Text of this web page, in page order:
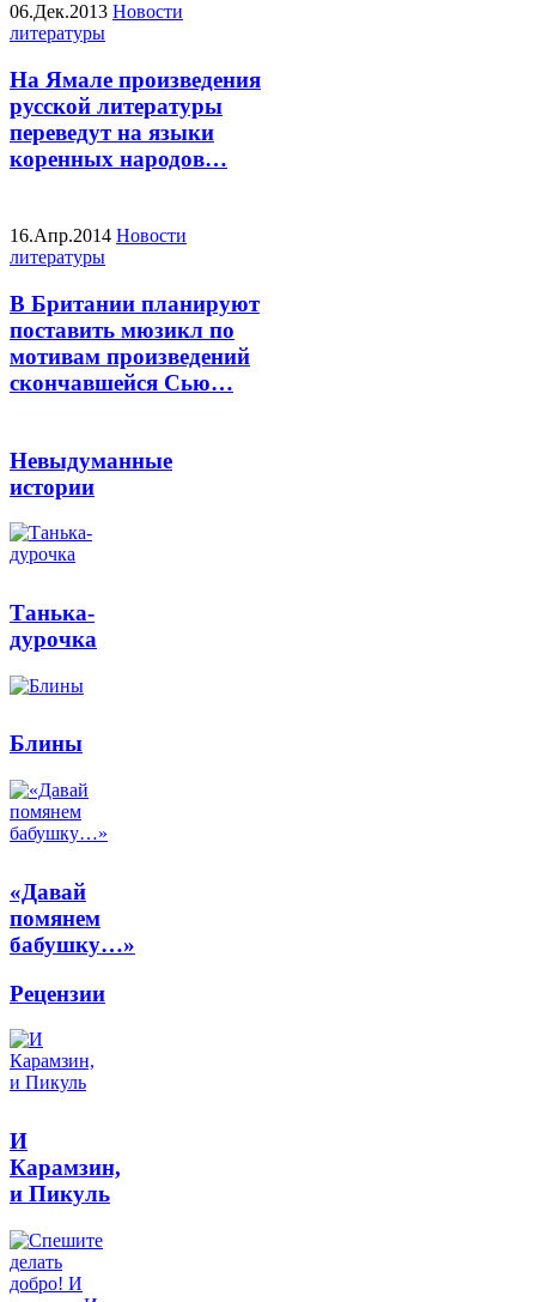
06.Дек.2013 Новости
литературы
На Ямале произведения
русской литературы
переведут на языки
коренных народов…
16.Апр.2014 Новости
литературы
В Британии планируют
поставить мюзикл по
мотивам произведений
скончавшейся Сью…
Невыдуманные
истории
Танька-
дурочка
Блины
«Давай
помянем
бабушку…»
Рецензии
И
Карамзин,
и Пикуль